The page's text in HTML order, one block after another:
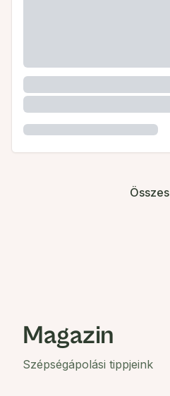
Összes
Magazin
Szépségápolási tippjeink